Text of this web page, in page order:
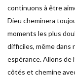
continuons à être
Dieu cheminera
moments les plus
difficiles, même dans
espérance. Allons de
côtés et chemine